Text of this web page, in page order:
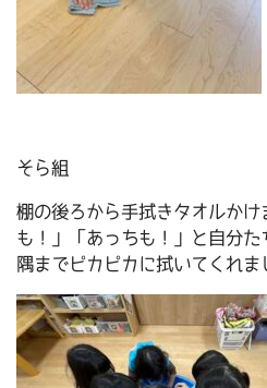
そら組
棚の後ろから手拭きタオルかけ
も！」「あっちも！」と自分
隅までピカピカに拭いてくれま